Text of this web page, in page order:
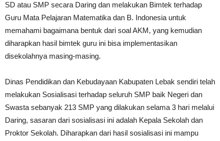
SD atau SMP secara Daring dan melakukan Bimtek terhadap
Guru Mata Pelajaran Matematika dan B. Indonesia untuk
memahami bagaimana bentuk dari soal AKM, yang kemudian
diharapkan hasil bimtek guru ini bisa implementasikan
disekolahnya masing-masing.
Dinas Pendidikan dan Kebudayaan Kabupaten Lebak sendiri telah
melakukan Sosialisasi terhadap seluruh SMP baik Negeri dan
Swasta sebanyak 213 SMP yang dilakukan selama 3 hari melalui
Daring, sasaran dari sosialisasi ini adalah Kepala Sekolah dan
Proktor Sekolah. Diharapkan dari hasil sosialisasi ini mampu